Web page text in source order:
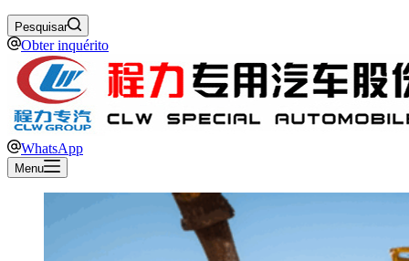
Pesquisar
Obter inquérito
WhatsApp
Menu